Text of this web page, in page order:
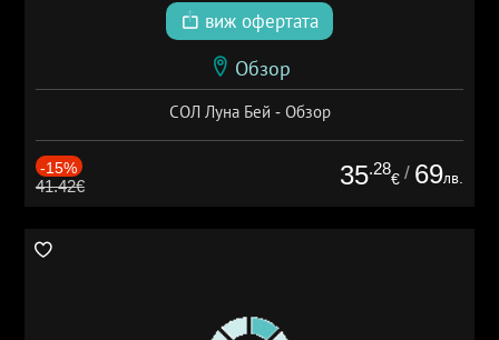
виж офертата
Обзор
СОЛ Луна Бей - Обзор
-15%
41.42€ 35.28
€ / 69лв.